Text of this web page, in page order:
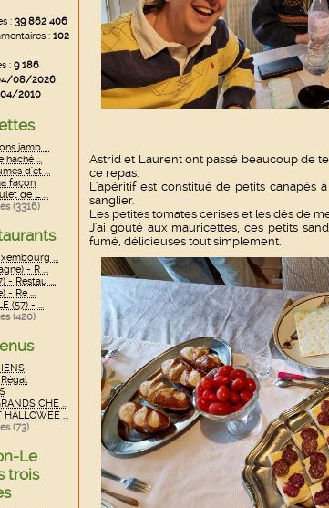
: 39 862 406
: 102
: 9 186
08/2026
2010
jamb ...
haché ...
d'ét ...
façon
de L ...
(3316)
...
- R ...
- Restau ...
- Re ...
(57) - ...
(420)
CHE ...
HALLOWEE ...
(73)
Le
trois
Astrid et Laurent ont passé beaucoup de
ce repas.
L'apéritif est constitué de petits canapés
sanglier.
Les petites tomates cerises et les dés de
J'ai gouté aux mauricettes, ces petits
fumé, délicieuses tout simplement.